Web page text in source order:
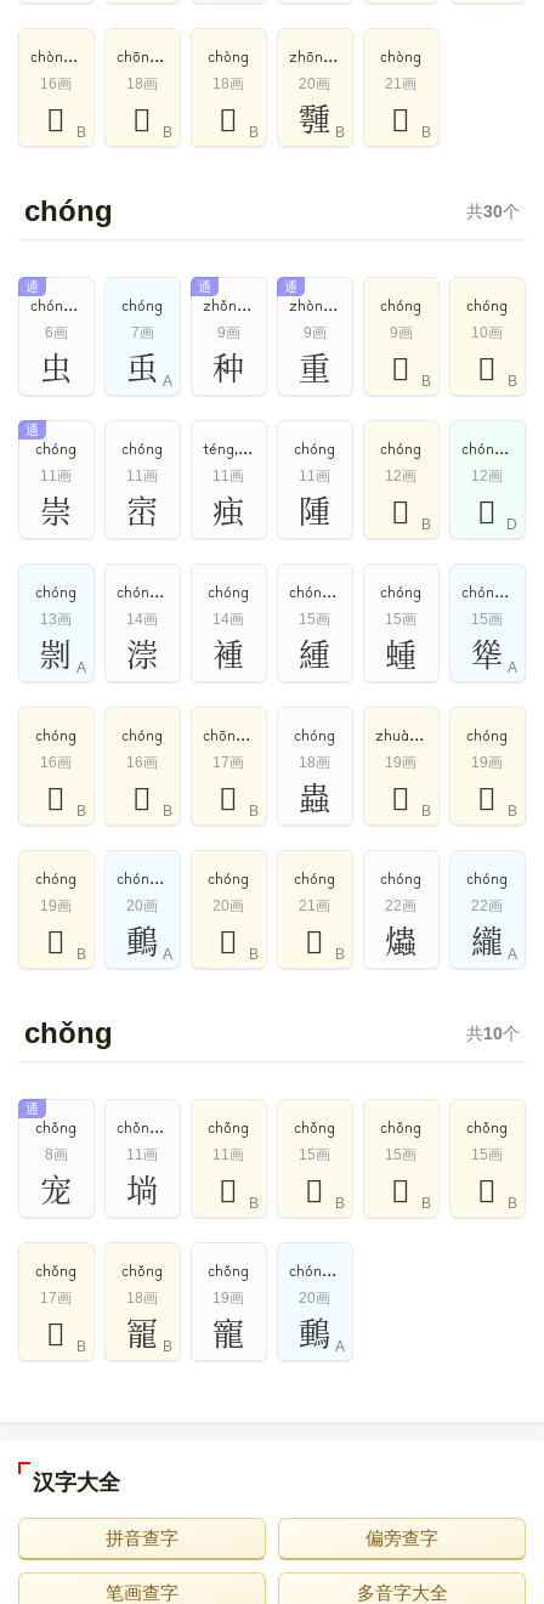
chòng,dòng
16画
𧼩 B
chōng,chòng
18画
𧘂 B
chòng
18画
𩩳 B
zhōng,chòng
20画
𩅞 B
chòng
21画
𠑙 B
chóng 共30个
chóng,huǐ
6画
通
虫
chóng
7画
䖝 A
zhǒng,zhòng,chóng
9画
通
种
zhòng,chóng
9画
通
重
chóng
9画
𣐯 B
chóng
10画
𨛱 B
chóng
11画
通
崇
chóng
11画
崈
téng,chóng
11画
痋
chóng
11画
隀
chóng
12画
𢝈 B
chóng,zhòng
12画
𫟆 D
chóng
13画
㓽 A
chóng,zhuàng
14画
漴
chóng
14画
褈
chóng,zhòng
15画
緟
chóng
15画
蝩
chóng,zhòu
15画
㹐 A
chóng
16画
𢖄 B
chóng
16画
𩜖 B
chōng,chuáng,chóng
17画
𧝎 B
chóng
18画
蟲
zhuàng,chóng
19画
𩅃 B
chóng
19画
𩞉 B
chóng
19画
𩞋 B
chóng,chǒng
20画
䳯 A
chóng
20画
𩌨 B
chóng
21画
𡿂 B
chóng
22画
爞
chóng
22画
䌬 A
chǒng 共10个
chǒng
8画
通
宠
chǒng,shǎng
11画
埫
chǒng
11画
𢛒 B
chǒng
15画
𦑝 B
chǒng
15画
𧼙 B
chǒng
15画
𩒘 B
chǒng
17画
𨿿 B
chǒng
18画
𠖥 B
chǒng
19画
寵
chóng,chǒng
20画
䳯 A
汉字大全
拼音查字 偏旁查字
笔画查字 多音字大全